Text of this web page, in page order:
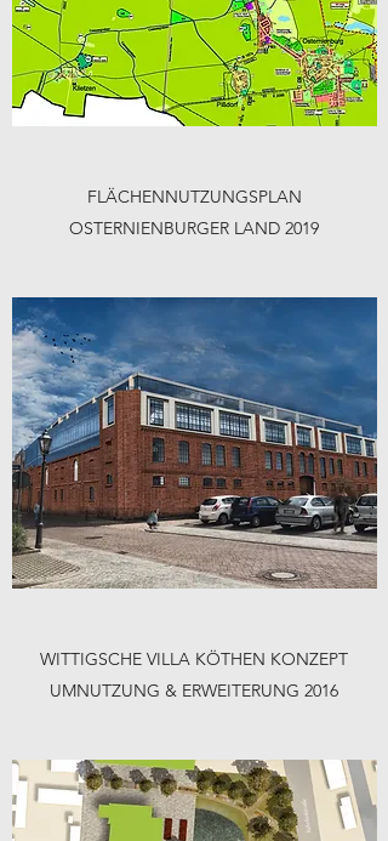
FLÄCHENNUTZUNGSPLAN
OSTERNIENBURGER LAND 2019
WITTIGSCHE VILLA KÖTHEN KONZEPT
UMNUTZUNG & ERWEITERUNG 2016